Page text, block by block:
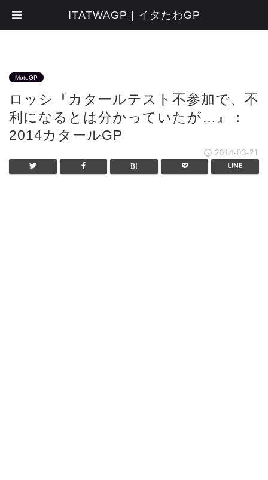
MotoGP
ロッシ『カタールテスト不参加で、不
利になるとは分かっていたが…』：
2014カタールGP
2014-03-21
ITATWAGP | イタたわGP